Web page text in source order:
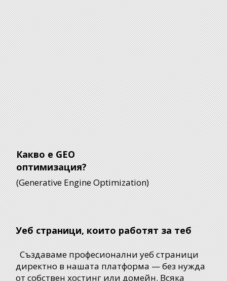
Какво е GEO
оптимизация?
(Generative Engine Optimization)
Уеб страници, които работят за теб
Създаваме професионални уеб страници
директно в нашата платформа — без нужда
от собствен хостинг или домейн. Всяка